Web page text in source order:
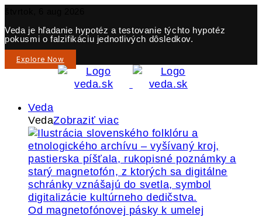
Veda je hľadanie hypotéz a testovanie týchto hypotéz
pokusmi o falzifikáciu jednotlivých dôsledkov.
Explore Now
Veda
VedaZobraziť viac
Od magnetofónovej pásky k umelej